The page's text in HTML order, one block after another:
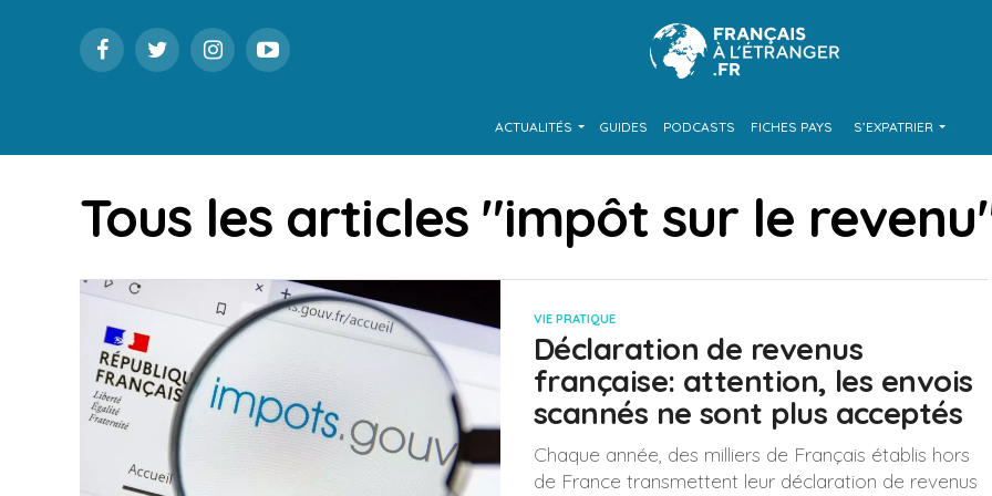
ACTUALITÉS GUIDES PODCASTS FICHES PAYS S’EXPATRIER
Tous les articles "impôt sur le
VIE PRATIQUE
Déclaration de revenus
française: attention, les envois
scannés ne sont plus acceptés
Chaque année, des milliers de Français établis hors
de France transmettent leur déclaration de revenus